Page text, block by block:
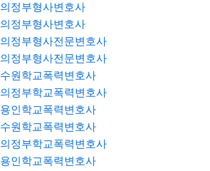
의정부형사변호사
의정부형사변호사
의정부형사전문변호사
의정부형사전문변호사
수원학교폭력변호사
의정부학교폭력변호사
용인학교폭력변호사
수원학교폭력변호사
의정부학교폭력변호사
용인학교폭력변호사